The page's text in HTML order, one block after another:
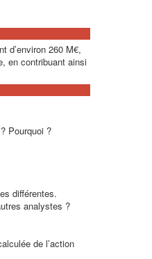
d’environ 260 M€,
en contribuant ainsi
Pourquoi ?
différentes.
analystes ?
de l’action